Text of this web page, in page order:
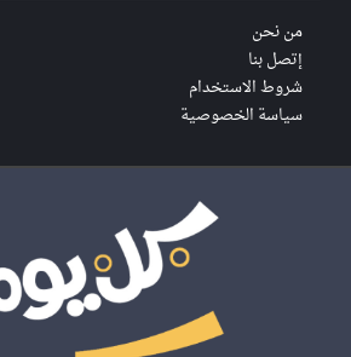
من نحن
إتصل بنا
شروط الاستخدام
سياسة الخصوصية